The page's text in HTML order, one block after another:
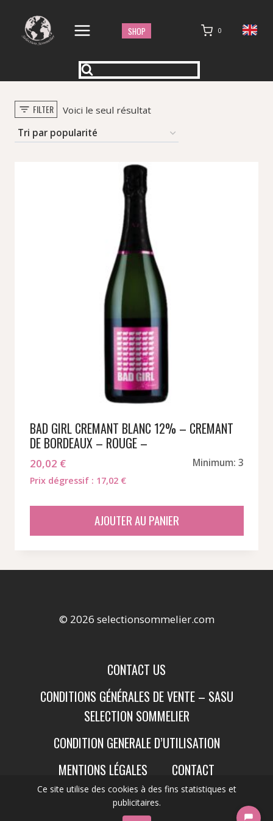
Ce site utilise des cookies à des fins statistiques et
publicitaires.
contenu
SHOP 0
FILTER Voici le seul résultat
BAD GIRL CREMANT BLANC 12% – CREMANT
DE BORDEAUX – ROUGE –
20,02 € Minimum: 3
Prix dégressif : 17,02 €
AJOUTER AU PANIER
© 2026 selectionsommelier.com
CONTACT US
CONDITIONS GÉNÉRALES DE VENTE – SASU
SELECTION SOMMELIER
CONDITION GENERALE D’UTILISATION
MENTIONS LÉGALES
CONTACT